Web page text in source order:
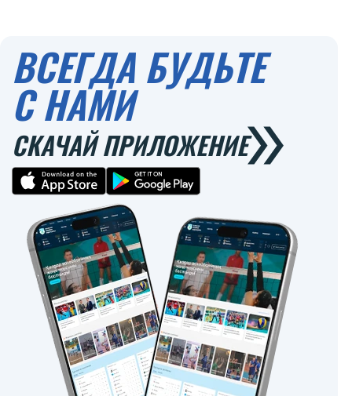
ВСЕГДА БУДЬТЕ
С НАМИ
СКАЧАЙ ПРИЛОЖЕНИЕ